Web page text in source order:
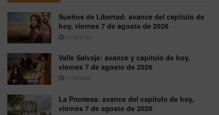
Sueños de Libertad: avance del capítulo de
hoy, viernes 7 de agosto de 2026
07/08/2026
Valle Salvaje: avance y capítulo de hoy,
viernes 7 de agosto de 2026
07/08/2026
La Promesa: avance del capítulo de hoy,
viernes 7 de agosto de 2026